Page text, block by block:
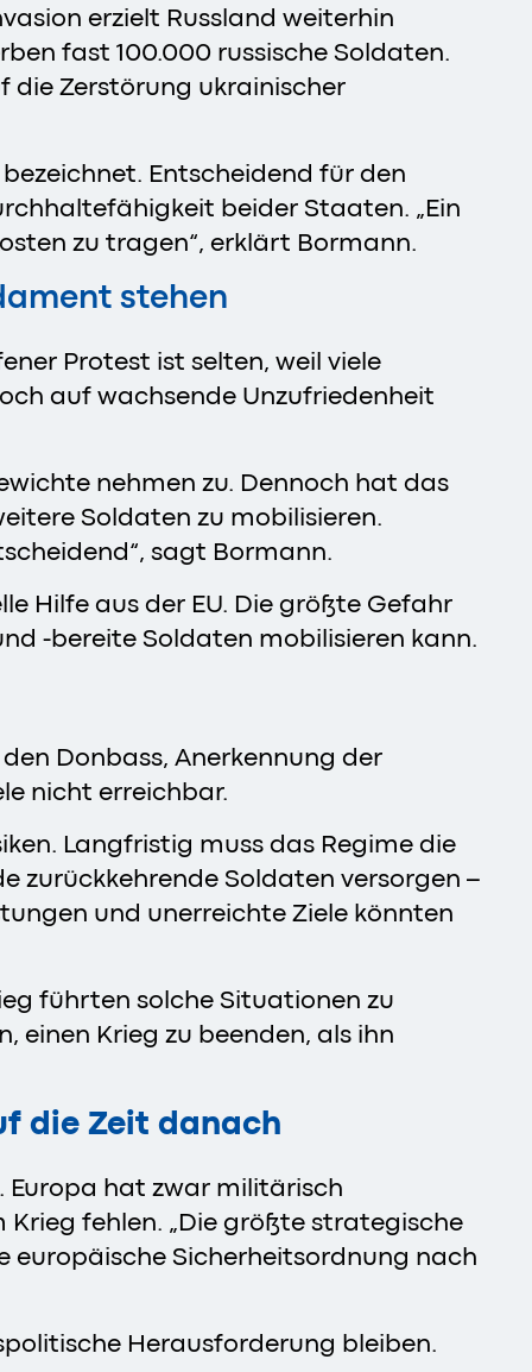
erzielt Russland weiterhin
fast 100.000 russische Soldaten.
die Zerstörung ukrainischer
Entscheidend für den
beider Staaten. „Ein
zu tragen“, erklärt Bormann.
stehen
Protest ist selten, weil viele
auf wachsende Unzufriedenheit
nehmen zu. Dennoch hat das
Soldaten zu mobilisieren.
sagt Bormann.
Hilfe aus der EU. Die größte Gefahr
-bereite Soldaten mobilisieren kann.
Donbass, Anerkennung der
nicht erreichbar.
Langfristig muss das Regime die
zurückkehrende Soldaten versorgen –
und unerreichte Ziele könnten
führten solche Situationen zu
einen Krieg zu beenden, als ihn
die Zeit danach
Europa hat zwar militärisch
fehlen. „Die größte strategische
europäische Sicherheitsordnung nach
Herausforderung bleiben.